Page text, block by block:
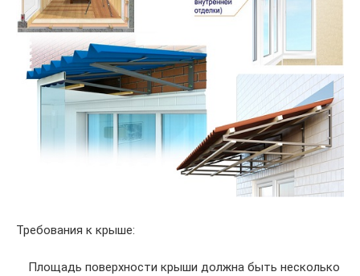
Требования к крыше:
Площадь поверхности крыши должна быть несколько